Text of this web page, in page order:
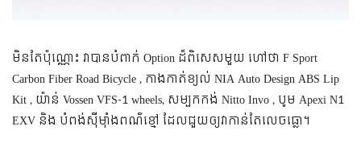
មិនតែប៉ុណ្ណោះ វាបានបំពាក់ Option ដ៏ពិសេសមួយ ហៅថា F Sport
Carbon Fiber Road Bicycle , កាងកាត់ខ្យល់ NIA Auto Design ABS Lip
Kit , យ៉ាន់ Vossen VFS-1 wheels, សម្បកកង់ Nitto Invo , បូម Apexi N1
EXV និង បំពង់ស៊ីម៉ាំងពណ៌ខ្មៅ ដែលជួយឲ្យវាកាន់តែលេចធ្លោ។